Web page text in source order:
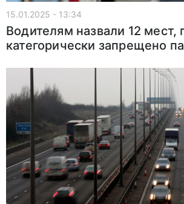
15.01.2025 - 13:34
Водителям назвали 12 мест,
категорически запрещено